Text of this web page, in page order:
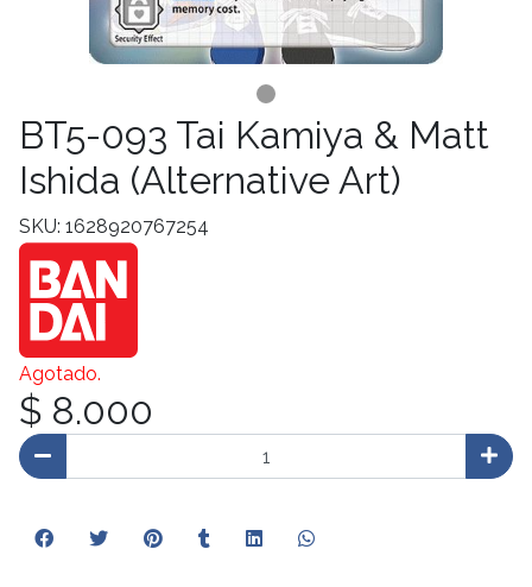
BT5-093 Tai Kamiya & Matt
Ishida (Alternative Art)
SKU: 1628920767254
Agotado.
$ 8.000